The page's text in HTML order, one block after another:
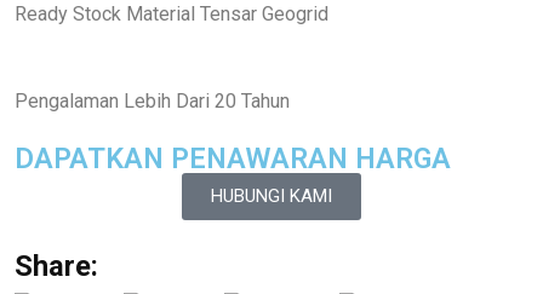
Ready Stock Material Tensar Geogrid
Pengalaman Lebih Dari 20 Tahun
DAPATKAN PENAWARAN HARGA
HUBUNGI KAMI
Share: